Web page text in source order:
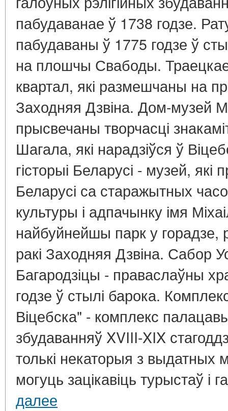
пабудаванае ў 1738 годзе.
пабудаваны ў 1775 годзе ў
на плошчы Свабоды.
квартал, які размешчаны на
Заходняя Дзвіна. Дом-музей
прысвечаны творчасці
Шагала, які нарадзіўся ў
гісторыі Беларусі - музей, які
Беларусі са старажытных
культуры і адпачынку імя
найбуйнейшы парк у
ракі Заходняя Дзвіна. Сабор
Багародзіцы - праваслаўны
годзе ў стылі барока.
Віцебска" - комплекс
збудаванняў XVIII-XIX
толькі некаторыя з выдатных
могуць зацікавіць турыстаў і
далее